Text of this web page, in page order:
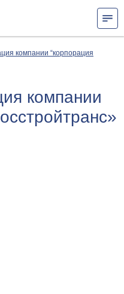
компании “корпорация
компании